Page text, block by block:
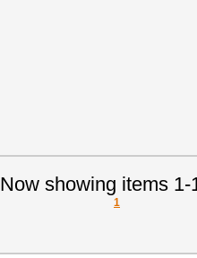
Now showing items 1-
1